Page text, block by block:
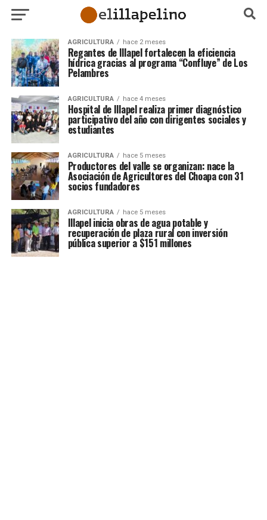
AGRICULTURA hace 2 meses
Regantes de Illapel fortalecen la eficiencia
hídrica gracias al programa “Confluye” de Los
Pelambres
AGRICULTURA hace 4 meses
Hospital de Illapel realiza primer diagnóstico
participativo del año con dirigentes sociales y
estudiantes
AGRICULTURA hace 5 meses
Productores del valle se organizan: nace la
Asociación de Agricultores del Choapa con 31
socios fundadores
AGRICULTURA hace 5 meses
Illapel inicia obras de agua potable y
recuperación de plaza rural con inversión
pública superior a $151 millones